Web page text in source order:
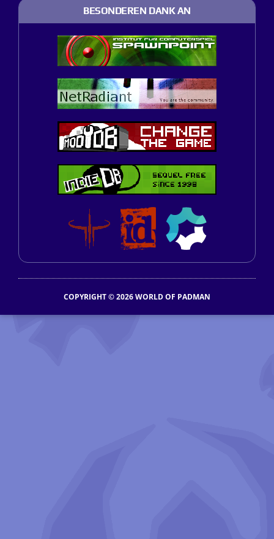
BESONDEREN DANK AN
COPYRIGHT © 2026 WORLD OF PADMAN